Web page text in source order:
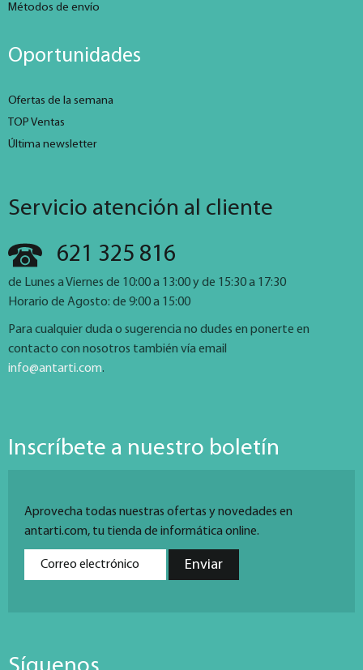
Métodos de envío
Oportunidades
Ofertas de la semana
TOP Ventas
Última newsletter
Servicio atención al cliente
621 325 816
de Lunes a Viernes de 10:00 a 13:00 y de 15:30 a 17:30
Horario de Agosto: de 9:00 a 15:00
Para cualquier duda o sugerencia no dudes en ponerte en
contacto con nosotros también vía email
info@antarti.com.
Inscríbete a nuestro boletín
Aprovecha todas nuestras ofertas y novedades en
antarti.com, tu tienda de informática online.